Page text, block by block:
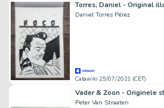
Daniel Torres Pérez
Catawiki 25/07/2021 (CET)
Peter Van Straaten